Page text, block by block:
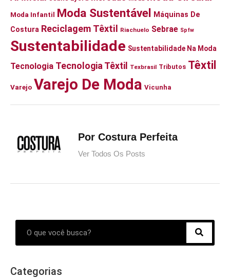
Moda Infantil Moda Sustentável Máquinas De
Costura Reciclagem Têxtil Riachuelo Sebrae Spfw
Sustentabilidade Sustentabilidade Na Moda
Tecnologia Tecnologia Têxtil Texbrasil Tributos Têxtil
Varejo Varejo De Moda Vicunha
Por Costura Perfeita
Ver Todos Os Posts
Categorias